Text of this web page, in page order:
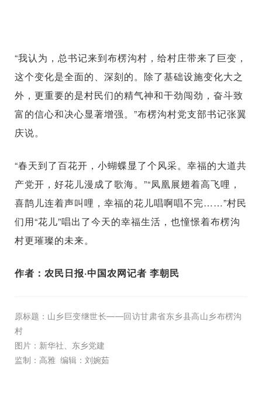
“我认为，总书记来到布楞沟村，给村庄带来了巨变，
这个变化是全面的、深刻的。除了基础设施变化大之
外，更重要的是村民们的精气神和干劲闯劲，奋斗致
富的信心和决心显著增强。”布楞沟村党支部书记张翼
庆说。
“春天到了百花开，小蝴蝶显了个风采。幸福的大道共
产党开，好花儿漫成了歌海。”“凤凰展翅着高飞哩，
喜鹊儿连着声叫哩，幸福的花儿唱啊唱不完……”村民
们用“花儿”唱出了今天的幸福生活，也憧憬着布楞沟
村更璀璨的未来。
作者：农民日报·中国农网记者 李朝民
原标题： 山乡巨变继世长——回访甘肃省东乡县高山乡布楞沟
村
图片：新华社、东乡党建
监制：高雅 编辑：刘婉茹